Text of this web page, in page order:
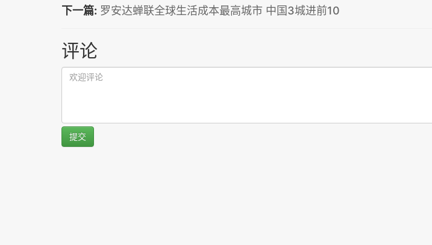
下一篇: 罗安达蝉联全球生活成本最高城市 中国3城进前10
评论
提交